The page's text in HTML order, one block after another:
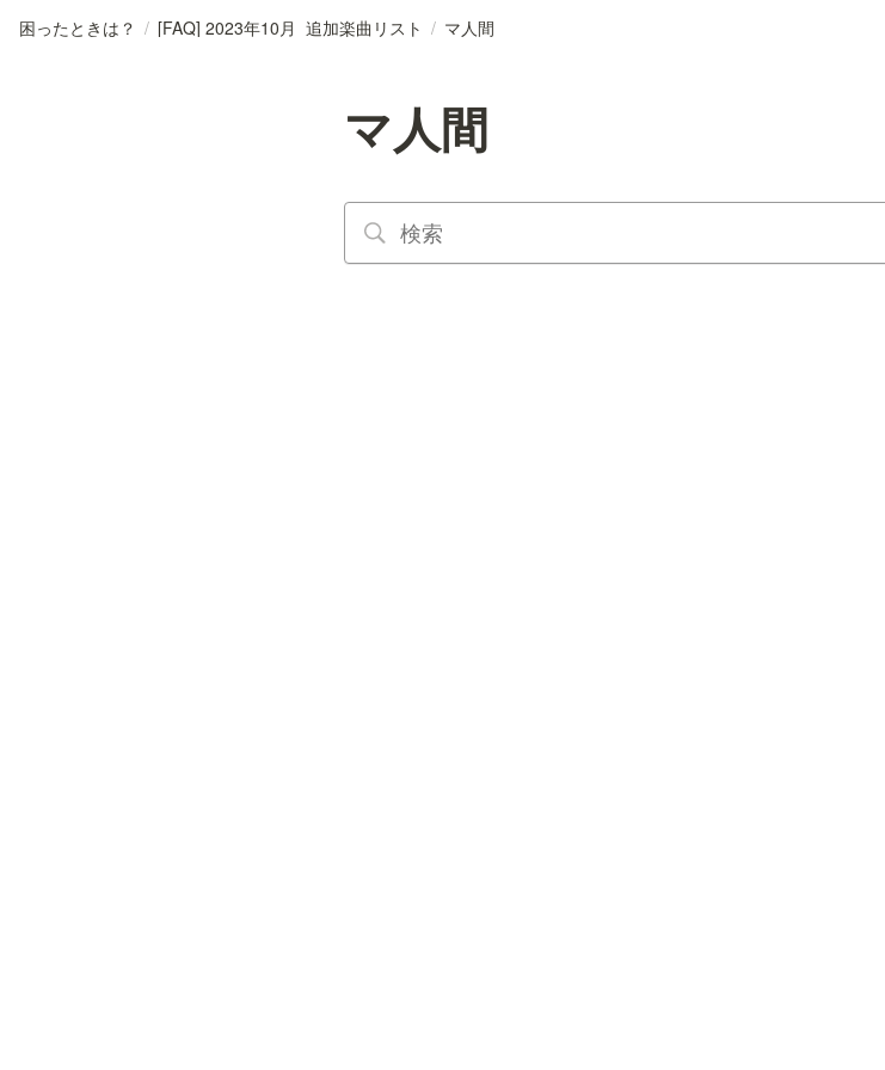
困ったときは？ / [FAQ] 2023年10月_追加楽曲リスト / マ人間
マ人間